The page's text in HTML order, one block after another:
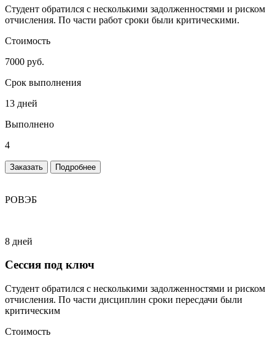
Студент обратился с несколькими задолженностями и риском
отчисления. По части работ сроки были критическими.
Стоимость
7000 руб.
Срок выполнения
13 дней
Выполнено
4
Заказать Подробнее
РОВЭБ
8 дней
Сессия под ключ
Студент обратился с несколькими задолженностями и риском
отчисления. По части дисциплин сроки пересдачи были
критическим
Стоимость